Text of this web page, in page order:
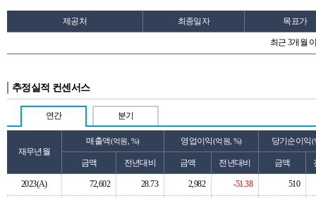
제공처 최종일자 목표가
최근 3개월
추정실적 컨센서스
연간 분기
재무년월
매출액(억원, %) 영업이익(억원, %) 당기순이익(
금액 전년대비 금액 전년대비 금액
2023(A) 72,602 28.73 2,982 -51.38 510